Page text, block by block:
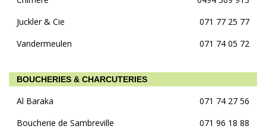
Juckler & Cie
071 77 25 77
Vandermeulen
071 74 05 72
BOUCHERIES & CHARCUTERIES
Al Baraka
071 74 27 56
Boucherie de Sambreville
071 96 18 88